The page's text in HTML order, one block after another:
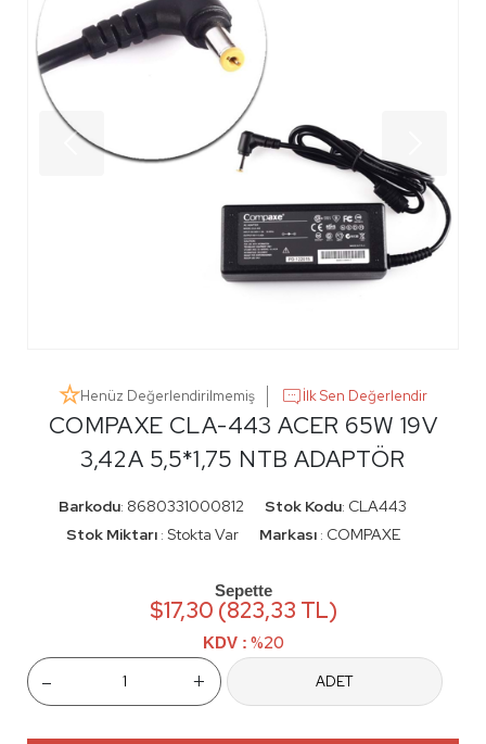
COMPAXE CLA-443 ACER 65W 19V
3,42A 5,5*1,75 NTB ADAPTÖR
Henüz Değerlendirilmemiş İlk Sen Değerlendir
Barkodu: 8680331000812 Stok Kodu: CLA443
Stok Miktarı : Stokta Var Markası : COMPAXE
Sepette
$17,30 (823,33 TL)
KDV : %20
- + ADET